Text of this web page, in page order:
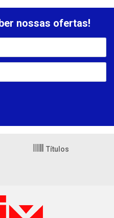
nossas ofertas!
Títulos